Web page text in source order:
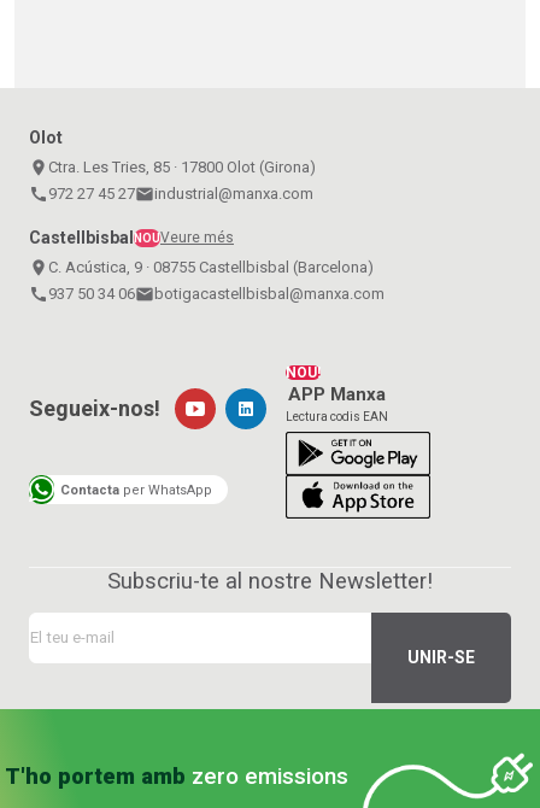
Olot
place Ctra. Les Tries, 85 · 17800 Olot (Girona)
call 972 27 45 27emailindustrial@manxa.com
CastellbisbalNOUVeure més
place C. Acústica, 9 · 08755 Castellbisbal (Barcelona)
call 937 50 34 06emailbotigacastellbisbal@manxa.com
NOU!
APP Manxa
Lectura codis EAN
Segueix-nos!
Contacta per WhatsApp
Subscriu-te al nostre Newsletter!
T'ho portem amb zero emissions